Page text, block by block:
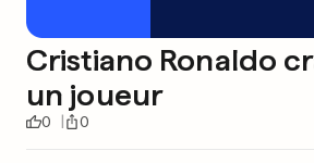
Cristiano Ronaldo
un joueur
0 0